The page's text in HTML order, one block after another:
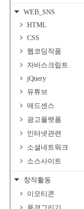
WEB_SNS
HTML
CSS
웹코딩작품
자바스크립트
jQuery
유튜브
애드센스
광고플랫폼
인터넷관련
소셜네트워크
소스사이트
창작활동
이모티콘